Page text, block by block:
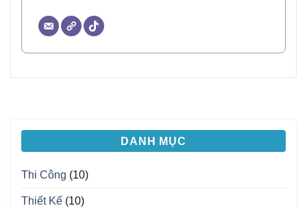
DANH MỤC
Thi Công (10)
Thiết Kế (10)